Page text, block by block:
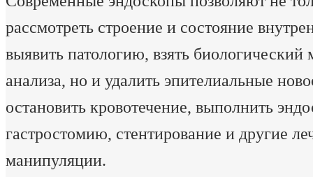
рассмотреть строение и состояние
выявить патологию, взять биологический
анализа, но и удалить эпителиальные
остановить кровотечение, выполнить
гастростомию, стентирование и другие
манипуляции.